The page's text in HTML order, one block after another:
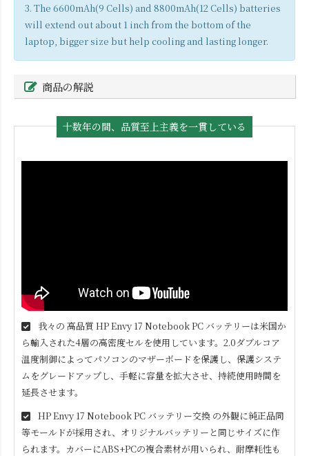
3. The 6600mAh(9 Cells) and 8800mAh(12 Cells) batteries
will extend out about 1 inch from the bottom of the
laptop, bigger size but help cooling and lasting longer.
商品の解説
十数年の間、品質至上主義を一貫している
我々の 高品質 HP Envy 17 Notebook PC バッテリーは米国か
ら輸入された4層の高密度セルを使用しています。2.0ダブルコア
温度制御によってパソコンのマザーボードを保護し、保護システ
ムをグレードアップし、手軽に容量を拡大させ、持続使用時間を
延長させます。
HP Envy 17 Notebook PC バッテリー交換 の外観に純正品同
等モールドが採用され、オリジナルバッテリーと同じサイズに作
られます。カバーにABS+PCの複合素材が用いられ、耐摩耗性も